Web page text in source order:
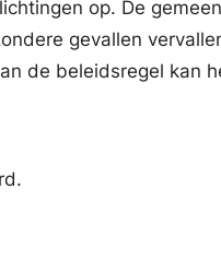
op. De
gevallen
de beleidsregel kan